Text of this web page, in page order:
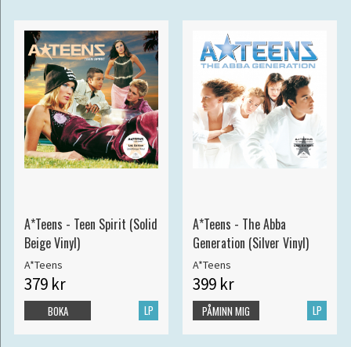
A*Teens - Teen Spirit (Solid
Beige Vinyl)
A*Teens
379 kr
LP
BOKA
A*Teens - The Abba
Generation (Silver Vinyl)
A*Teens
399 kr
LP
PÅMINN MIG